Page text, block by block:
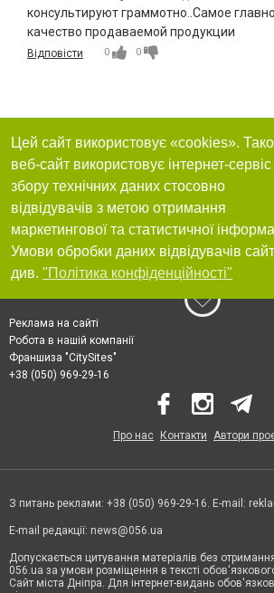
консультируют граммотно..Самое
качество продаваемой продукции
Відповісти 0 0
Цей сайт використовує «cookies».
веб-сайт використовує інтернет-
збору технічних даних стосовно
відвідувачів з метою отримання
маркетингової та статистичної
Умови обробки даних відвідувачів
див. "Політика конфіденційності"
Реклама на сайті
Робота в нашій компанії
Франшиза "CitySites"
+38 (050) 969-29-16
Про нас Контакти Автори
З питань реклами: +38 (050) 969-29-16. E-mail:
E-mail редакції: news@056.ua
Допускається цитування матеріалів без
056.ua за умови розміщення в тексті
Сайт міста Дніпра. Для інтернет-видань